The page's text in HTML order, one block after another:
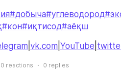
#добыча#углеводород
#кон#иқтисод#аёқш
vk.com YouTube
0 reactions 0 replies